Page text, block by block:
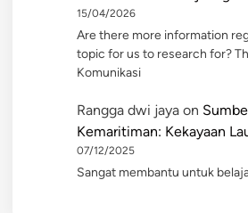
15/04/2026
Are there more information
topic for us to research for?
Komunikasi
Rangga dwi jaya on
Kemaritiman: Kekayaan
07/12/2025
Sangat membantu untuk